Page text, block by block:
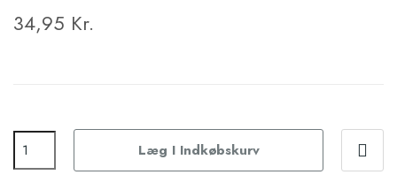
34,95 Kr.
Læg I Indkøbskurv